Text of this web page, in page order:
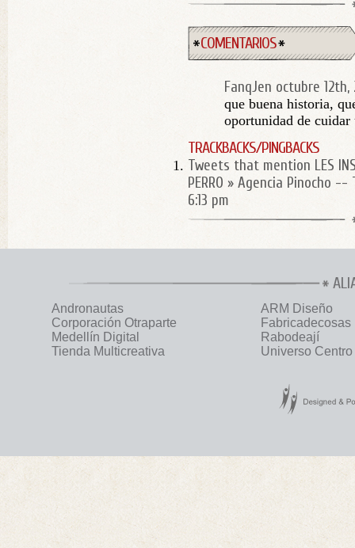
COMENTARIOS
FanqJen octubre 12th,
que buena historia,
oportunidad de
TRACKBACKS/PINGBACKS
Tweets that mention LES
PERRO » Agencia Pinocho --
6:13 pm
Andronautas
ARM Diseño
Corporación Otraparte
Fabricadecosas
Medellín Digital
Rabodeají
Tienda Multicreativa
Universo Centro